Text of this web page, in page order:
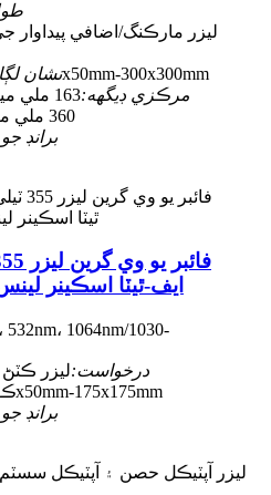
نشان50x50mm-300x300mm
مرڪزي ڊيگهه:
360 ملي ميٽر، 430 ملي ميٽر
برانڊ جو
ايف-ٿيٽا اسڪينر لينس
درخواست:ليزر
50x50mm-175x175mm
برانڊ جو
ليزر آپٽيڪل حصن ۽ آپٽيڪل